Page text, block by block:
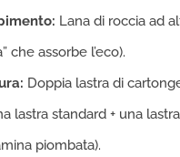
Lana di roccia ad
che assorbe l’eco).
Doppia lastra di
lastra standard + una
piombata).